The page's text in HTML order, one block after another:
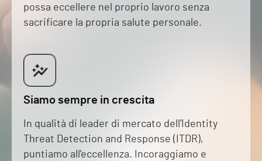
possa eccellere nel proprio lavoro senza
sacrificare la propria salute personale.
Siamo sempre in crescita
In qualità di leader di mercato dell'Identity
Threat Detection and Response (ITDR),
puntiamo all'eccellenza. Incoraggiamo e